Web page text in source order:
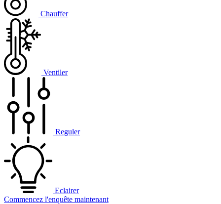
Chauffer
Ventiler
Reguler
Eclairer
Commencez l'enquête maintenant